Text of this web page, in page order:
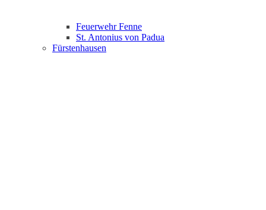
Feuerwehr Fenne
St. Antonius von Padua
Fürstenhausen